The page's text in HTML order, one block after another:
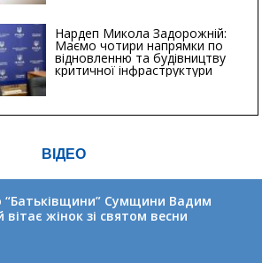
Нардеп Микола Задорожній:
Маємо чотири напрямки по
відновленню та будівництву
критичної інфраструктури
ВІДЕО
“Батьківщини” Сумщини Вадим
вітає жінок зі святом весни